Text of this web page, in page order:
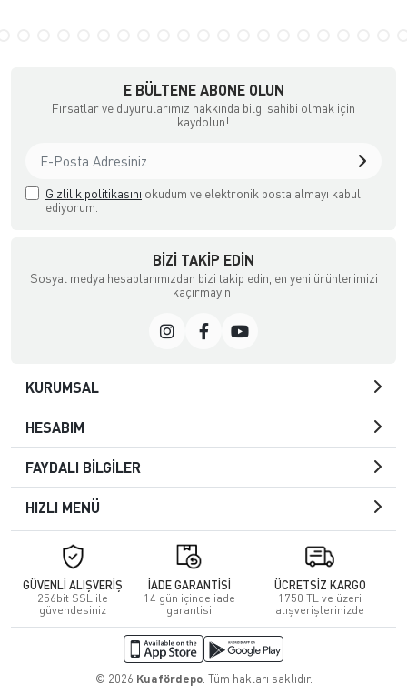
E BÜLTENE ABONE OLUN
Fırsatlar ve duyurularımız hakkında bilgi sahibi olmak için
kaydolun!
Gizlilik politikasını okudum ve elektronik posta almayı kabul
ediyorum.
BIZI TAKIP EDIN
Sosyal medya hesaplarımızdan bizi takip edin, en yeni ürünlerimizi
kaçırmayın!
KURUMSAL
HESABIM
FAYDALI BİLGİLER
HIZLI MENÜ
GÜVENLİ ALIŞVERİŞ
256bit SSL ile
güvendesiniz
İADE GARANTİSİ
14 gün içinde iade
garantisi
ÜCRETSİZ KARGO
1750 TL ve üzeri
alışverişlerinizde
© 2026 Kuafördepo. Tüm hakları saklıdır.